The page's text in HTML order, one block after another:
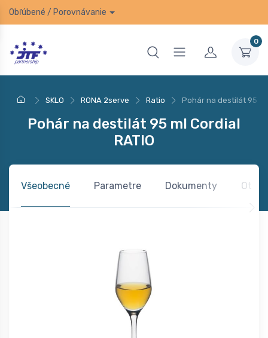
Obľúbené / Porovnávanie
0
SKLO RONA 2serve Ratio Pohár na destilát 95 ml
Pohár na destilát 95 ml Cordial
RATIO
Všeobecné Parametre Dokumenty